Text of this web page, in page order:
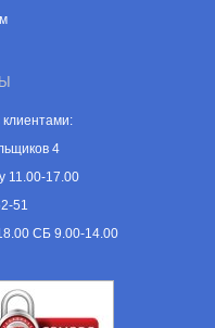
клиентами:
4
11.00-17.00
51
СБ 9.00-14.00